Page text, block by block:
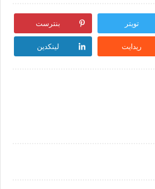
تويتر بنترست
ريدايت لينكدين